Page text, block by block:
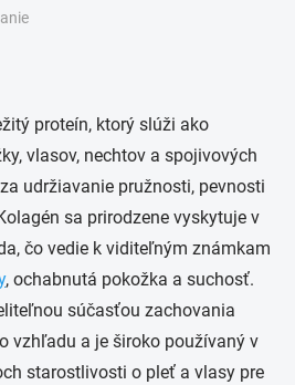
proteín, ktorý slúži ako
vlasov, nechtov a spojivových
udržiavanie pružnosti, pevnosti
sa prirodzene vyskytuje v
čo vedie k viditeľným známkam
, ochabnutá pokožka a suchosť.
súčasťou zachovania
vzhľadu a je široko používaný v
starostlivosti o pleť a vlasy pre